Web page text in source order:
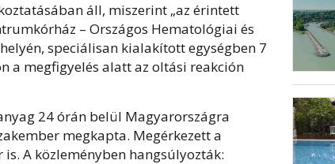
áll, miszerint „az érintett
– Országos Hematológiai és
speciálisan kialakított egységben 7
a megfigyelés alatt az oltási reakción
24 órán belül Magyarországra
megkapta. Megérkezett a
A közleményben hangsúlyozták: